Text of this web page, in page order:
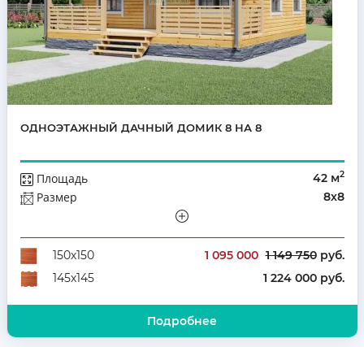
ОДНОЭТАЖНЫЙ ДАЧНЫЙ ДОМИК 8 НА 8
Площадь 42 м2
Размер 8х8
Количество комнат
2
150х150
1 095 000 1 149 750руб.
145х145
1 224 000 руб.
Подробнее